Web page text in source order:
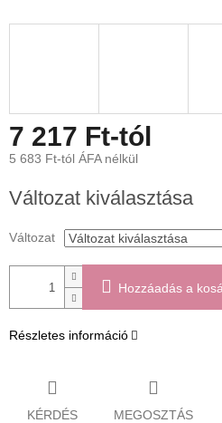
7 217 Ft-tól
5 683 Ft-tól ÁFA nélkül
Változat kiválasztása
Változat
Hozzáadás a
Részletes információ
KÉRDÉS MEGOSZTÁS